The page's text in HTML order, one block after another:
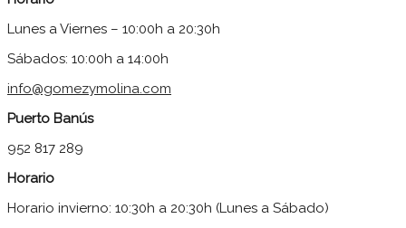
Lunes a Viernes – 10:00h a 20:30h
Sábados: 10:00h a 14:00h
info@gomezymolina.com
Puerto Banús
952 817 289
Horario
Horario invierno: 10:30h a 20:30h (Lunes a Sábado)